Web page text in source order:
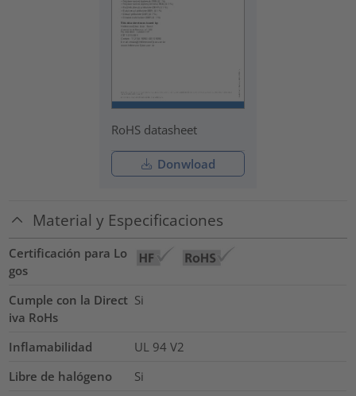
RoHS datasheet
Donwload
Material y Especificaciones
Certificación para Lo
gos
Cumple con la Direct
iva RoHs
Si
Inflamabilidad
UL 94 V2
Libre de halógeno
Si